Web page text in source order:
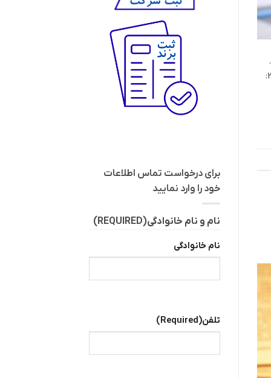
موضوع …… مدت و مركز اصلي شركت ماده 1: نام شركت (سهامي خاص) ماده 2: موضوع فعاليت شركت عبارت است از: ماده 3:
برای درخواست تماس اطلاعات
خود را وارد نمایید
نام و نام خانوادگی(REQUIRED)
نام خانوادگی
تلفن(Required)